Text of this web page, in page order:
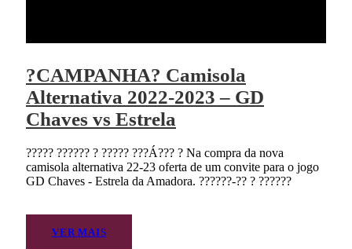
?CAMPANHA? Camisola
Alternativa 2022-2023 – GD
Chaves vs Estrela
????? ?????? ? ????? ???Á??? ? Na compra da nova
camisola alternativa 22-23 oferta de um convite para o jogo
GD Chaves - Estrela da Amadora. ??????-?? ? ??????
VER MAIS